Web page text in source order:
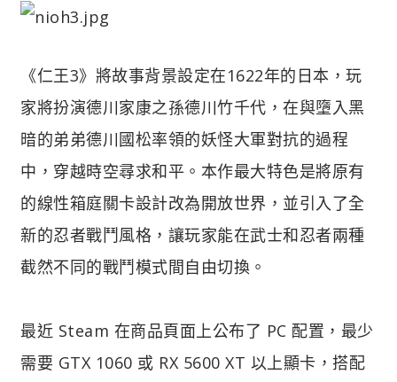
《仁王3》將故事背景設定在1622年的日本，玩
家將扮演德川家康之孫德川竹千代，在與墮入黑
暗的弟弟德川國松率領的妖怪大軍對抗的過程
中，穿越時空尋求和平。本作最大特色是將原有
的線性箱庭關卡設計改為開放世界，並引入了全
新的忍者戰鬥風格，讓玩家能在武士和忍者兩種
截然不同的戰鬥模式間自由切換。
最近 Steam 在商品頁面上公布了 PC 配置，最少
需要 GTX 1060 或 RX 5600 XT 以上顯卡，搭配